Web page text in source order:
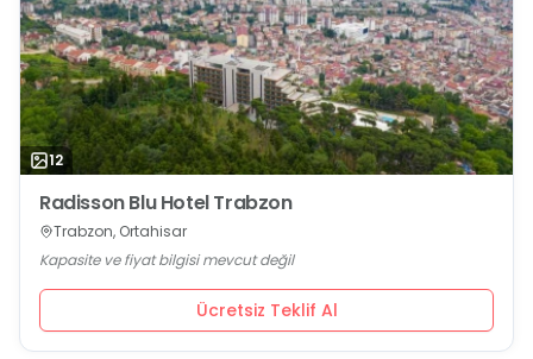
12
Radisson Blu Hotel Trabzon
Trabzon, Ortahisar
Kapasite ve fiyat bilgisi mevcut değil
Ücretsiz Teklif Al